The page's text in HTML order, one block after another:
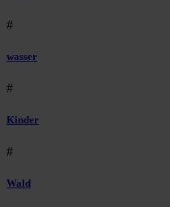
#
wasser
#
Kinder
#
Wald